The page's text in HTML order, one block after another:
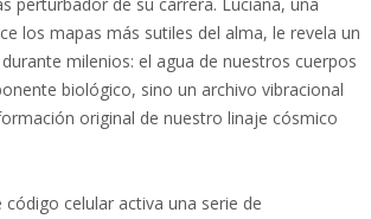
los mapas más sutiles del alma, le revela un
milenios: el agua de nuestros cuerpos
biológico, sino un archivo vibracional
original de nuestro linaje cósmico
código celular activa una serie de